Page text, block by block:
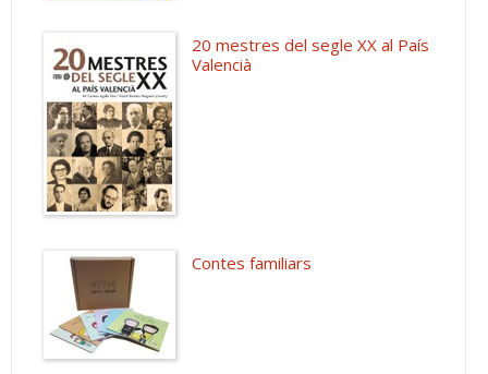
20 mestres del segle XX al País
Valencià
Contes familiars